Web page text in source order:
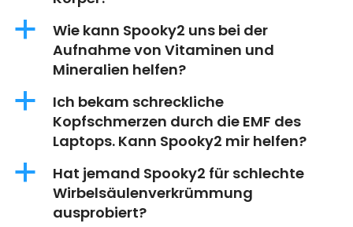
a
Wie kann Spooky2 uns bei der
Aufnahme von Vitaminen und
Mineralien helfen?
a
Ich bekam schreckliche
Kopfschmerzen durch die EMF des
Laptops. Kann Spooky2 mir helfen?
a
Hat jemand Spooky2 für schlechte
Wirbelsäulenverkrümmung
ausprobiert?